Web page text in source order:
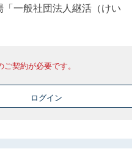
一般社団法人継活（けい
契約が必要です。
ログイン